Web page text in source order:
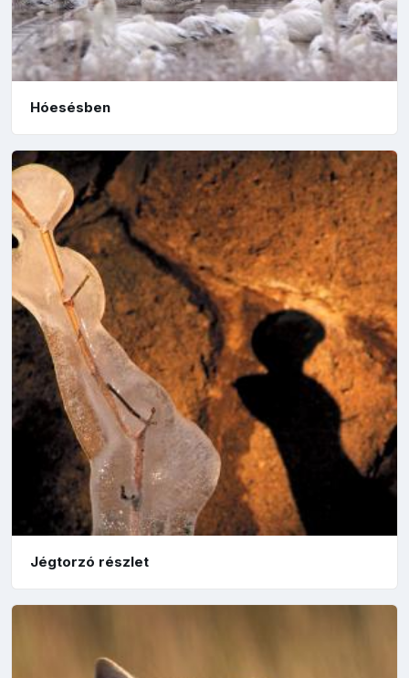
Hóesésben
Jégtorzó részlet